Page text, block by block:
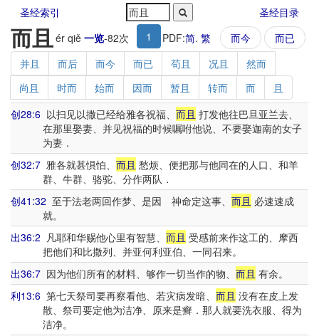
圣经索引 圣经目录
而且ér qiě 一览-82次 1 PDF:简. 繁 而今
而已
并且
而后 而今 而已 苟且 况且
然而
尚且
时而 始而 因而 暂且 转而 而
且
创28:6 以扫见以撒已经给雅各祝福、 而且 打发他往巴旦亚兰去、
在那里娶妻、并见祝福的时候嘱咐他说、不要娶迦南的女子
为妻．
创32:7 雅各就甚惧怕、 而且 愁烦、便把那与他同在的人口、和羊
群、牛群、骆驼、分作两队．
创41:32 至于法老两回作梦、是因 神命定这事、 而且 必速速成
就。
出36:2 凡耶和华赐他心里有智慧、 而且 受感前来作这工的、摩西
把他们和比撒列、并亚何利亚伯、一同召来。
出36:7 因为他们所有的材料、够作一切当作的物、 而且 有余。
利13:6 第七天祭司要再察看他、若灾病发暗、 而且 没有在皮上发
散、祭司要定他为洁净、原来是癣．那人就要洗衣服、得为
洁净。